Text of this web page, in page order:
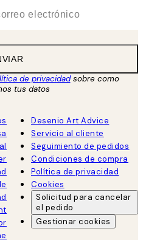
de privacidadsobre como
tus datos
Desenio Art Advice
Servicio al cliente
Seguimiento de pedidos
Condiciones de compra
Política de privacidad
Cookies
Solicitud para cancelar
el pedido
Gestionar cookies